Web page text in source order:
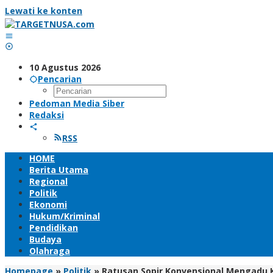
Lewati ke konten
10 Agustus 2026
Pencarian
Pedoman Media Siber
Redaksi
RSS
HOME
Berita Utama
Regional
Politik
Ekonomi
Hukum/Kriminal
Pendidikan
Budaya
Olahraga